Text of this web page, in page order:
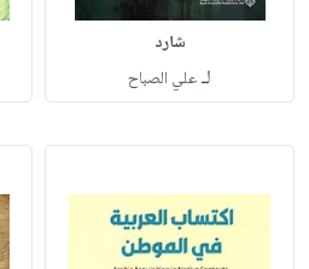
شارد
لـعلي الصباح